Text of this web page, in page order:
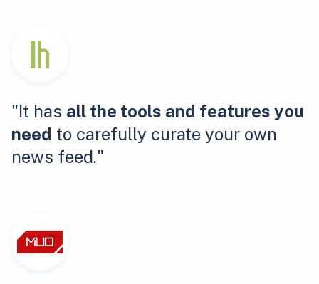
"It has all the tools and features you
need to carefully curate your own
news feed."